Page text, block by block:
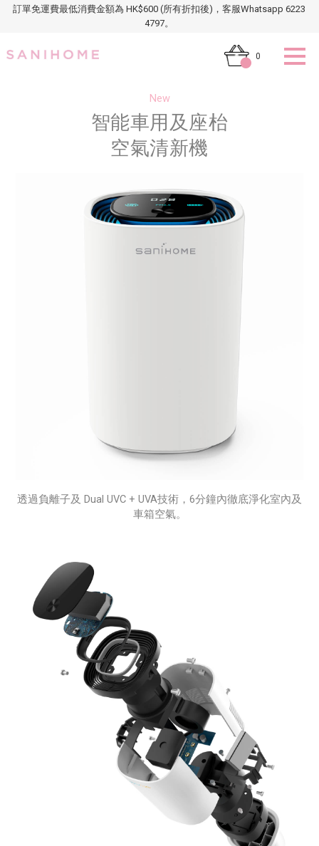
訂單免運費最低消費金額為 HK$600 (所有折扣後)，客服Whatsapp 6223
4797。
0
New
智能車用及座枱
空氣清新機
透過負離子及 Dual UVC + UVA技術，6分鐘內徹底淨化室內及
車箱空氣。